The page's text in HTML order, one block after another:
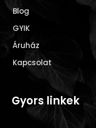
Blog
GYIK
Áruház
Kapcsolat
Gyors linkek